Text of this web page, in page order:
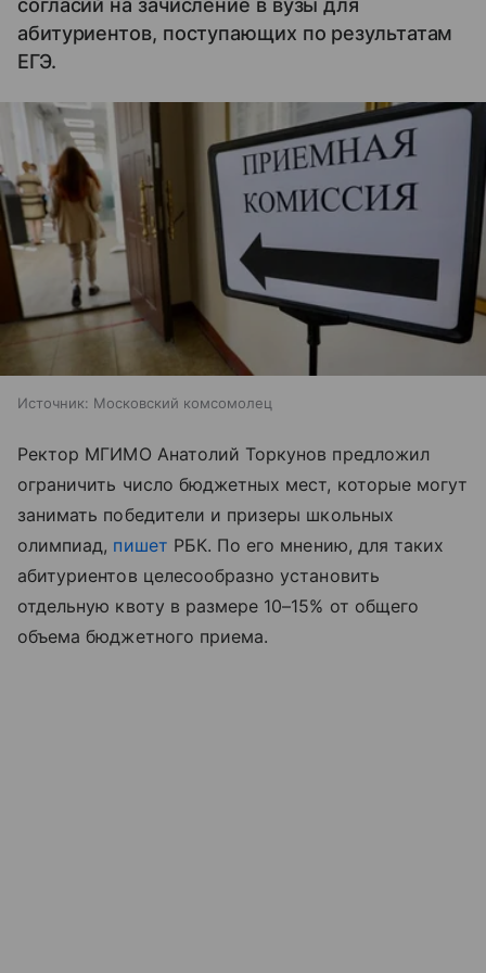
абитуриентов, поступающих по результатам
ЕГЭ.
Источник: Московский комсомолец
Ректор МГИМО Анатолий Торкунов предложил
ограничить число бюджетных мест, которые могут
занимать победители и призеры школьных
олимпиад, пишет РБК. По его мнению, для таких
абитуриентов целесообразно установить
отдельную квоту в размере 10–15% от общего
объема бюджетного приема.